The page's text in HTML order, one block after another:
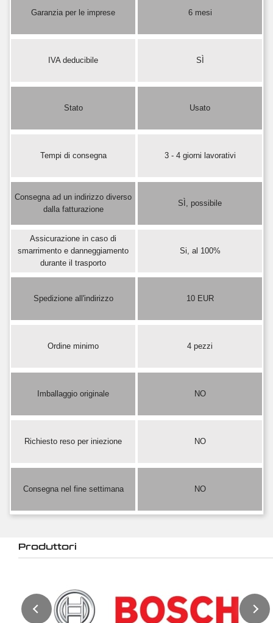
Garanzia per le imprese 6 mesi
IVA deducibile SÌ
Stato Usato
Tempi di consegna 3 - 4 giorni lavorativi
Consegna ad un indirizzo diverso
dalla fatturazione
SÌ, possibile
Assicurazione in caso di
smarrimento e danneggiamento
durante il trasporto
Si, al 100%
Spedizione all'indirizzo 10 EUR
Ordine minimo 4 pezzi
Imballaggio originale NO
Richiesto reso per iniezione NO
Consegna nel fine settimana NO
Produttori